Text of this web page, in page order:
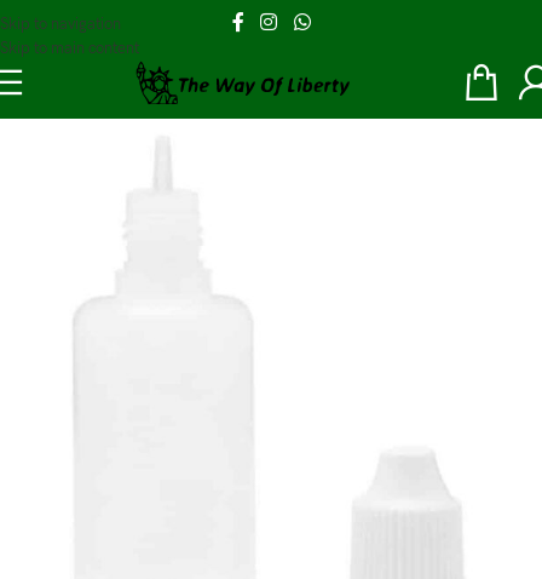
Skip to navigation
Skip to main content